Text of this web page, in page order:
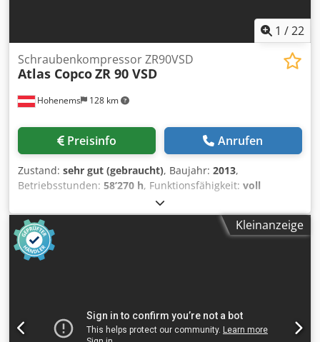
1 /22
Hohenems 128 km
Schraubenkompressor ZR90VSD
Atlas CopcoZR 90 VSD
Preisinfo Anrufen
Zustand: sehr gut (gebraucht), Baujahr: 2013,
Betriebsstunden: 58’270 h, Funktionsfähigkeit: voll
, Ölfreier Schraubenkompressor Atlas
Copco ZR90VSD Umrichter integriert 90 kW Dcsdpjzmwc
Hsfx Acbjk 9 bar 15,50 m3/min Baujahr: 2013
Betriebsstunden: 58.270
Kleinanzeige